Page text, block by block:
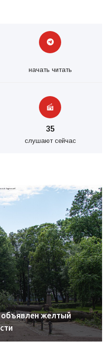
начать читать
35
слушают сейчас
желтый